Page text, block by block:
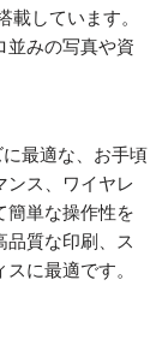
載しています。
並みの写真や資
最適な、お手頃
ンス、ワイヤレ
簡単な操作性を
品質な印刷、ス
に最適です。